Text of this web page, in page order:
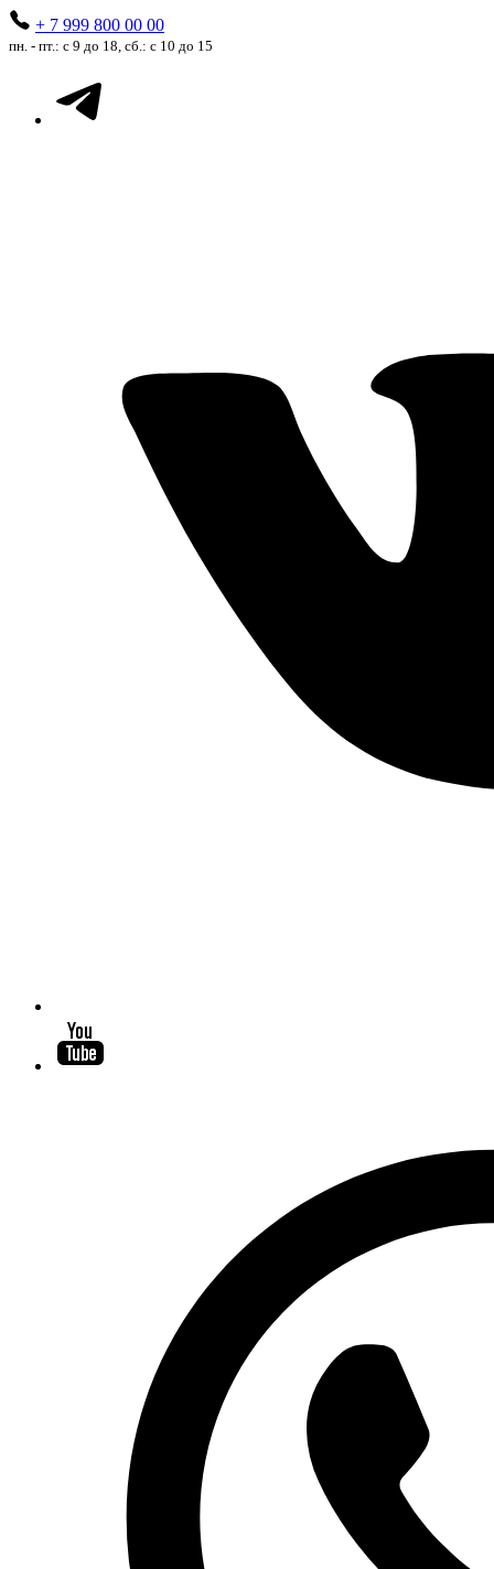
+ 7 999 800 00 00
пн. - пт.: с 9 до 18, сб.: с 10 до 15